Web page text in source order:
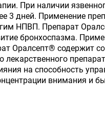
При наличии
3 дней. Применение
НПВП. Препарат
бронхоспазма.
Оралсепт® содержит
на способность
внимания и